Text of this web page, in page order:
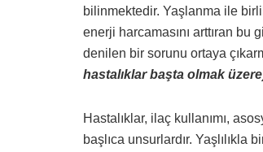
bilinmektedir. Yaşlanma ile
enerji harcamasını arttıran bu
denilen bir sorunu ortaya
hastalıklar başta olmak
Hastalıklar, ilaç kullanımı,
başlıca unsurlardır.